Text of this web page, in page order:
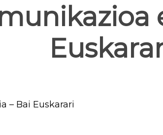
– Bai Euskarari